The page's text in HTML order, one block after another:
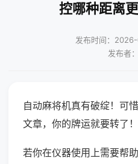
控哪种距离
发布时间：
发布者
自动麻将机真有破绽！可
文章，你的牌运就要转了！
若你在仪器使用上需要帮